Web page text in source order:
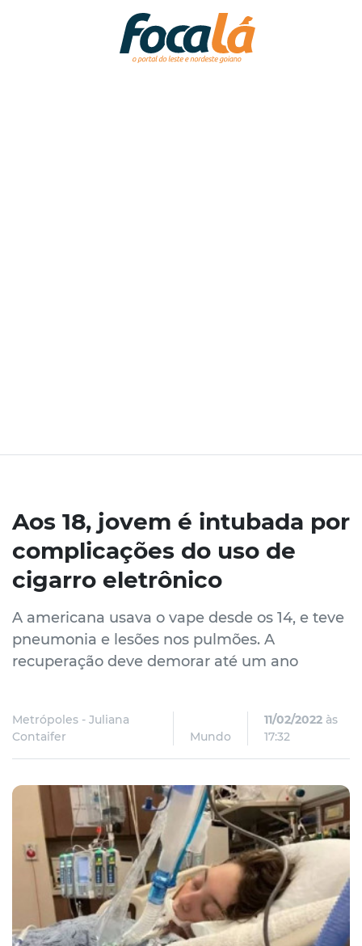
Aos 18, jovem é intubada por
complicações do uso de
cigarro eletrônico
A americana usava o vape desde os 14, e teve
pneumonia e lesões nos pulmões. A
recuperação deve demorar até um ano
Metrópoles - Juliana
Contaifer
Mundo
11/02/2022 às
17:32